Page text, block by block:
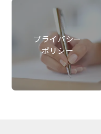
プライバシー
ポリシー